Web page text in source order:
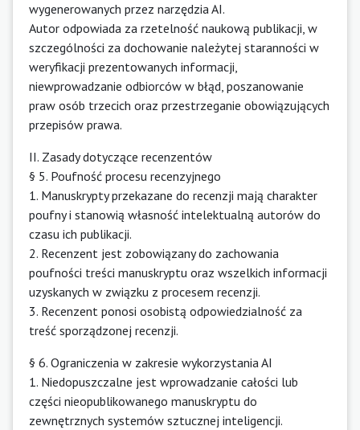
wygenerowanych przez narzędzia AI.
Autor odpowiada za rzetelność naukową publikacji, w
szczególności za dochowanie należytej staranności w
weryfikacji prezentowanych informacji,
niewprowadzanie odbiorców w błąd, poszanowanie
praw osób trzecich oraz przestrzeganie obowiązujących
przepisów prawa.
II. Zasady dotyczące recenzentów
§ 5. Poufność procesu recenzyjnego
1. Manuskrypty przekazane do recenzji mają charakter
poufny i stanowią własność intelektualną autorów do
czasu ich publikacji.
2. Recenzent jest zobowiązany do zachowania
poufności treści manuskryptu oraz wszelkich informacji
uzyskanych w związku z procesem recenzji.
3. Recenzent ponosi osobistą odpowiedzialność za
treść sporządzonej recenzji.
§ 6. Ograniczenia w zakresie wykorzystania AI
1. Niedopuszczalne jest wprowadzanie całości lub
części nieopublikowanego manuskryptu do
zewnętrznych systemów sztucznej inteligencji.